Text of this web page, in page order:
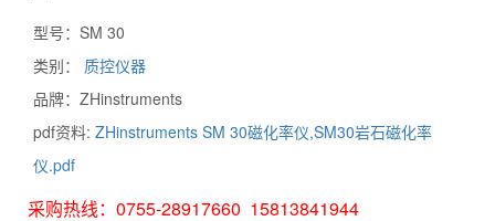
型号：SM 30
类别：
质控仪器
品牌：ZHinstruments
pdf资料: ZHinstruments SM 30磁化率仪,SM30岩石磁化率
仪.pdf
采购热线：0755-28917660 15813841944